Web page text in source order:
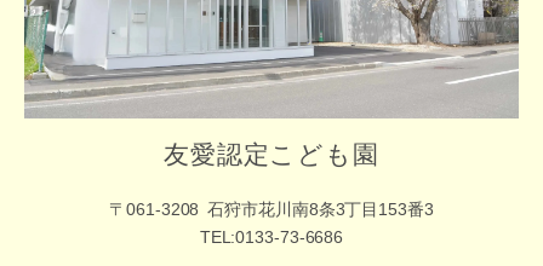
友愛認定こども園
〒061-3208 石狩市花川南8条3丁目153番3
TEL:0133-73-6686